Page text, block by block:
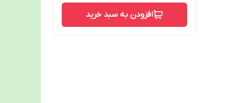
افزودن به سبد خرید